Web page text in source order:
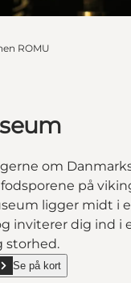
ROMU
om
på
ligger midt i
inviterer dig ind i
storhed.
Museum"
Se på kort
show Lejre Museum on_map